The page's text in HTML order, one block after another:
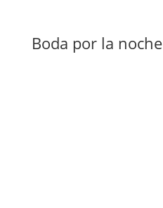
Boda por la noche